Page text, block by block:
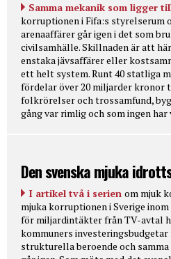
Samma mekanik som ligger
korruptionen i Fifa:s styrelserum
arenaaffärer går igen i det som
civilsamhälle. Skillnaden är att
enstaka jävsaffärer eller
ett helt system. Runt 40 statliga
fördelar över 20 miljarder kronor
folkrörelser och trossamfund,
gång var rimlig och som ingen
Den svenska mjuka
I artikel två i serien om mjuk
mjuka korruptionen i Sverige
för miljardintäkter från TV-avtal
kommuners investeringsbudgetar
strukturella beroende och